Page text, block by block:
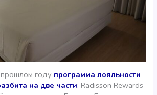
году программа лояльности
на две части: Radisson Rewards